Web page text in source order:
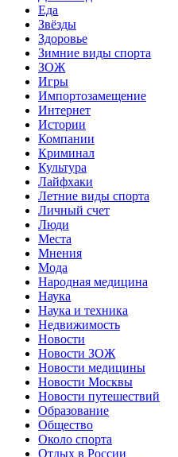
Еда
Звёзды
Здоровье
Зимние виды спорта
ЗОЖ
Игры
Импортозамещение
Интернет
Истории
Компании
Криминал
Культура
Лайфхаки
Летние виды спорта
Личный счет
Люди
Места
Мнения
Мода
Народная медицина
Наука
Наука и техника
Недвижимость
Новости
Новости ЗОЖ
Новости медицины
Новости Москвы
Новости путешествий
Образование
Общество
Около спорта
Отдых в России